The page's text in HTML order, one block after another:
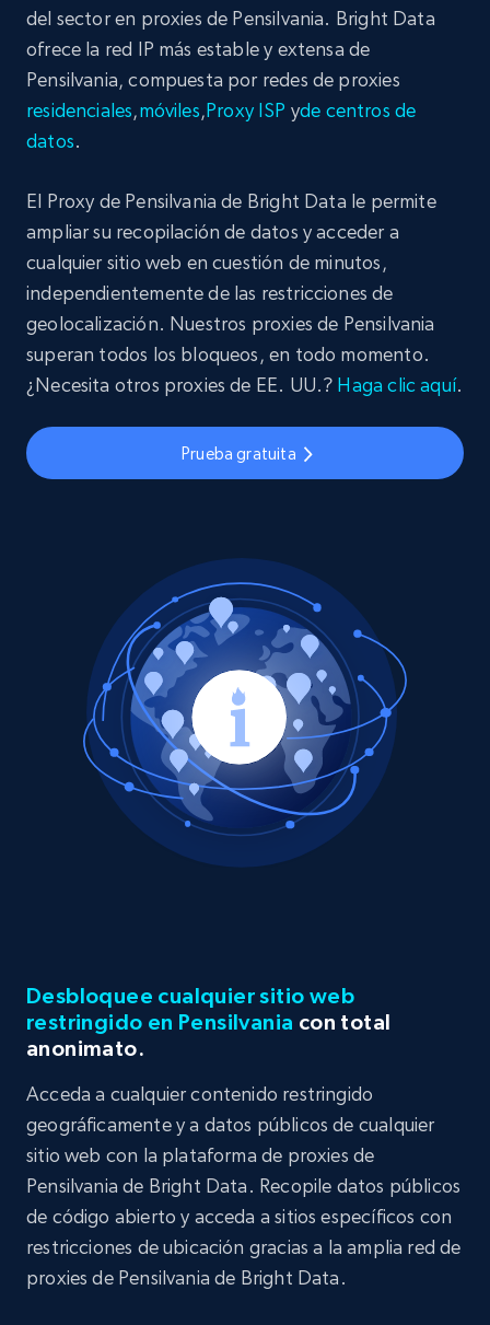
del sector en proxies de Pensilvania. Bright Data
ofrece la red IP más estable y extensa de
Pensilvania, compuesta por redes de proxies
residenciales,móviles,Proxy ISP yde centros de
datos.
El Proxy de Pensilvania de Bright Data le permite
ampliar su recopilación de datos y acceder a
cualquier sitio web en cuestión de minutos,
independientemente de las restricciones de
geolocalización. Nuestros proxies de Pensilvania
superan todos los bloqueos, en todo momento.
¿Necesita otros proxies de EE. UU.? Haga clic aquí.
Prueba gratuita
Desbloquee cualquier sitio web
restringido en Pensilvania con total
anonimato.
Acceda a cualquier contenido restringido
geográficamente y a datos públicos de cualquier
sitio web con la plataforma de proxies de
Pensilvania de Bright Data. Recopile datos públicos
de código abierto y acceda a sitios específicos con
restricciones de ubicación gracias a la amplia red de
proxies de Pensilvania de Bright Data.